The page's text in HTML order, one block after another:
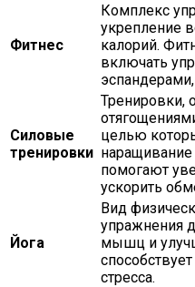
Фитнес
Комплекс
укрепление
калорий.
включать
Силовые
тренировки
Тренировки,
целью
помогают
ускорить
Йога
Вид
упражнения
мышц и
стресса.